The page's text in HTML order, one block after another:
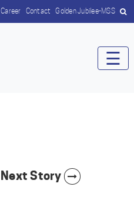
Career Contact Golden Jubilee-MSS
☰
Next Story